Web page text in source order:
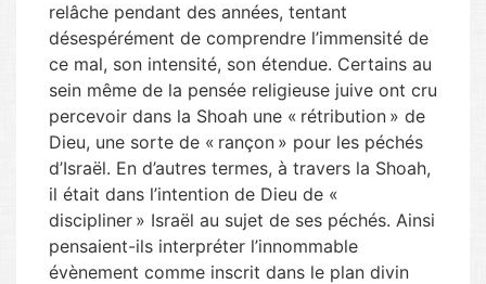
relâche pendant des années, tentant
désespérément de comprendre l’immensité de
ce mal, son intensité, son étendue. Certains au
sein même de la pensée religieuse juive ont cru
percevoir dans la Shoah une « rétribution » de
Dieu, une sorte de « rançon » pour les péchés
d’Israël. En d’autres termes, à travers la Shoah,
il était dans l’intention de Dieu de «
discipliner » Israël au sujet de ses péchés. Ainsi
pensaient-ils interpréter l’innommable
évènement comme inscrit dans le plan divin